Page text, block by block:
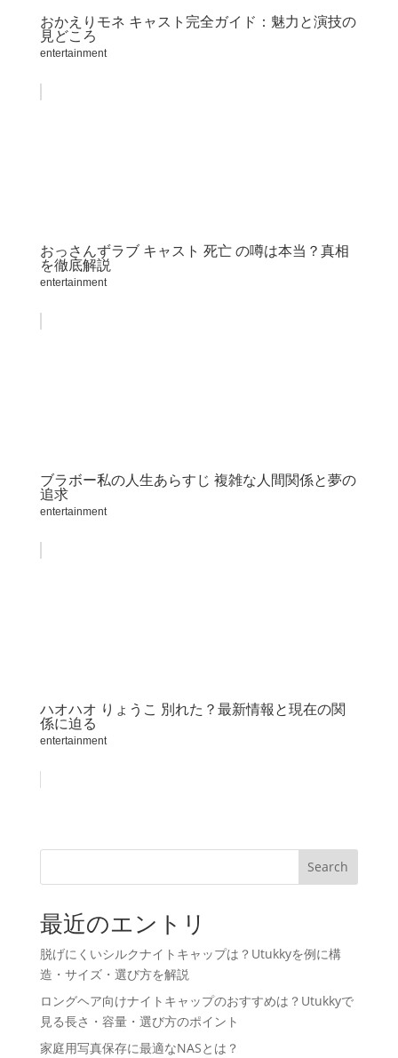
おかえりモネ キャスト完全ガイド：魅力と演技の
見どころ
entertainment
おっさんずラブ キャスト 死亡 の噂は本当？真相
を徹底解説
entertainment
ブラボー私の人生あらすじ 複雑な人間関係と夢の
追求
entertainment
ハオハオ りょうこ 別れた？最新情報と現在の関
係に迫る
entertainment
Search
最近のエントリ
脱げにくいシルクナイトキャップは？Utukkyを例に構
造・サイズ・選び方を解説
ロングヘア向けナイトキャップのおすすめは？Utukkyで
見る長さ・容量・選び方のポイント
家庭用写真保存に最適なNASとは？